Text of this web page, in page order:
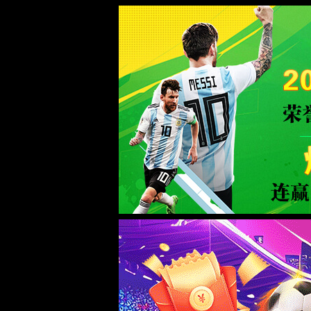
中国·72779cc太阳集团(股份有